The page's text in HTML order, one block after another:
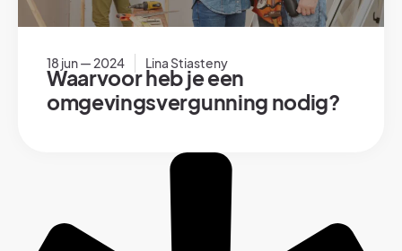
18 jun — 2024 Lina Stiasteny
Waarvoor heb je een
omgevingsvergunning nodig?